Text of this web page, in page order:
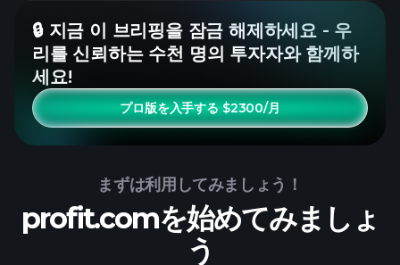
🔒 지금 이 브리핑을 잠금 해제하세요 - 우
리를 신뢰하는 수천 명의 투자자와 함께하
세요!
プロ版を入手する $2300/月
まずは利用してみましょう！
profit.comを始めてみましょ
う